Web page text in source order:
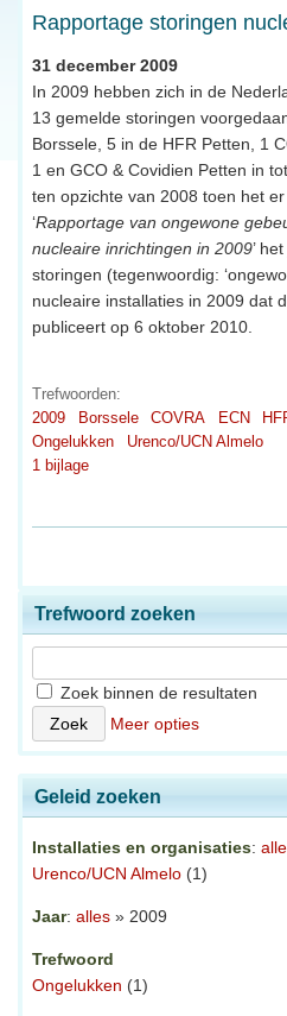
Rapportage storingen
31 december 2009
In 2009 hebben zich in de
13 gemelde storingen
Borssele, 5 in de HFR Petten, 1
1 en GCO & Covidien Petten in
ten opzichte van 2008 toen het
‘Rapportage van ongewone
nucleaire inrichtingen in 2009’
storingen (tegenwoordig:
nucleaire installaties in 2009 dat
publiceert op 6 oktober 2010.
Trefwoorden:
2009
Borssele COVRA ECN
Ongelukken
Urenco/UCN Almelo
1 bijlage
Trefwoord zoeken
Zoek binnen de resultaten
Meer opties
Geleid zoeken
Installaties en organisaties:
Urenco/UCN Almelo (1)
Jaar: alles » 2009
Trefwoord
Ongelukken (1)